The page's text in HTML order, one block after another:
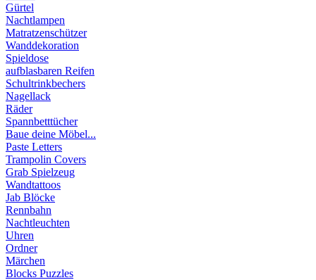
Gürtel
Nachtlampen
Matratzenschützer
Wanddekoration
Spieldose
aufblasbaren Reifen
Schultrinkbechers
Nagellack
Räder
Spannbetttücher
Baue deine Möbel...
Paste Letters
Trampolin Covers
Grab Spielzeug
Wandtattoos
Jab Blöcke
Rennbahn
Nachtleuchten
Uhren
Ordner
Märchen
Blocks Puzzles